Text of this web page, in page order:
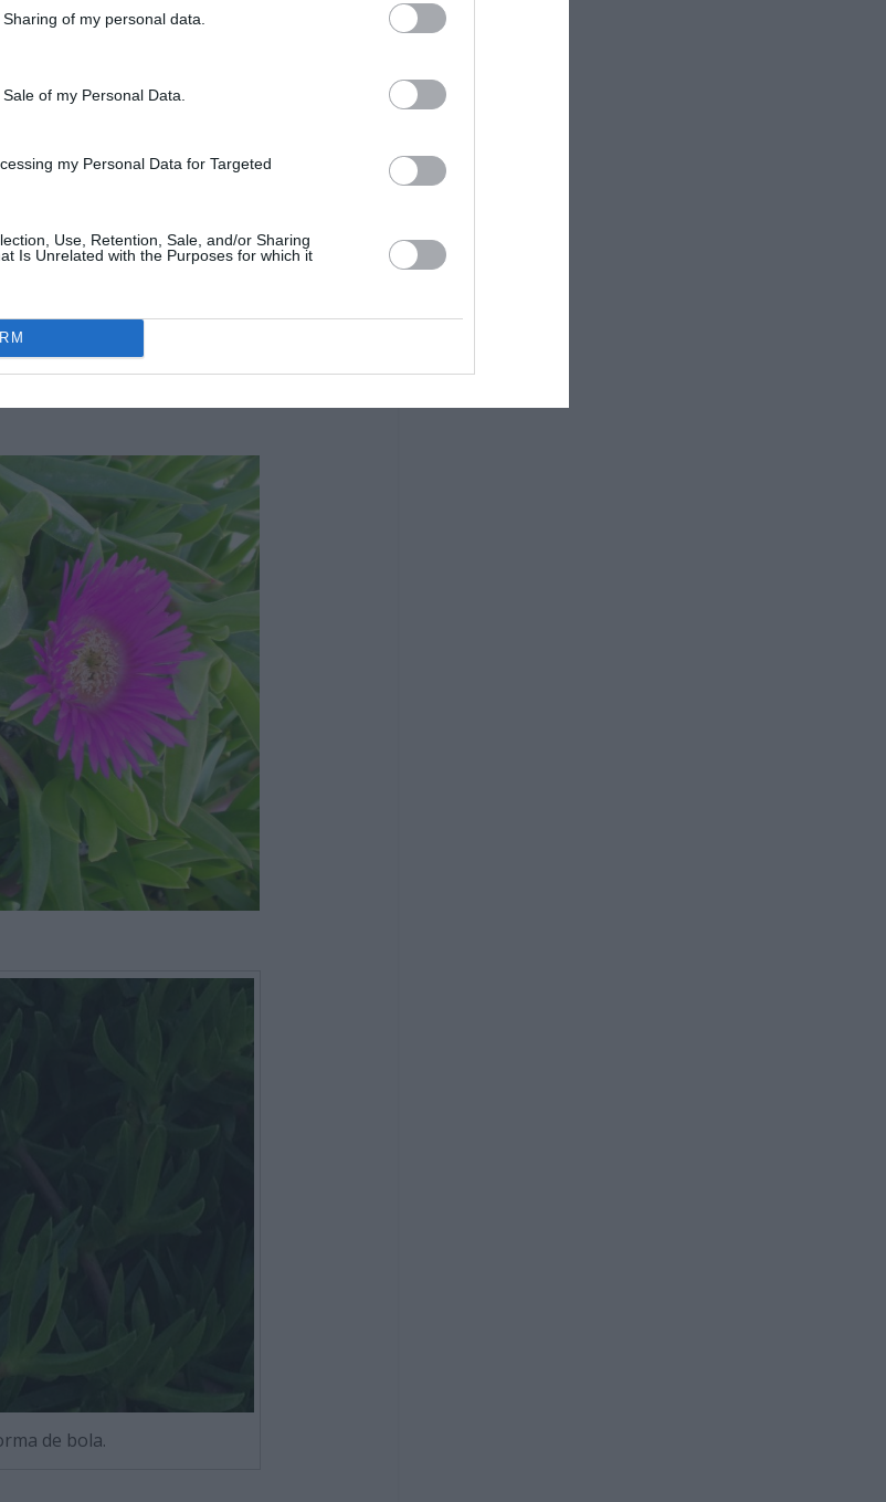
of my personal data.
of my Personal Data.
my Personal Data for Targeted
Use, Retention, Sale, and/or Sharing
Is Unrelated with the Purposes for which it
centímetros, aunque los ejemplares
se incrementa su ramificación favoreciendo
y con mas volumen. Sus tallos son
de bola.